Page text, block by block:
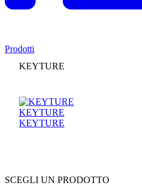
Prodotti
KEYTURE
KEYTURE
KEYTURE
SCEGLI UN PRODOTTO